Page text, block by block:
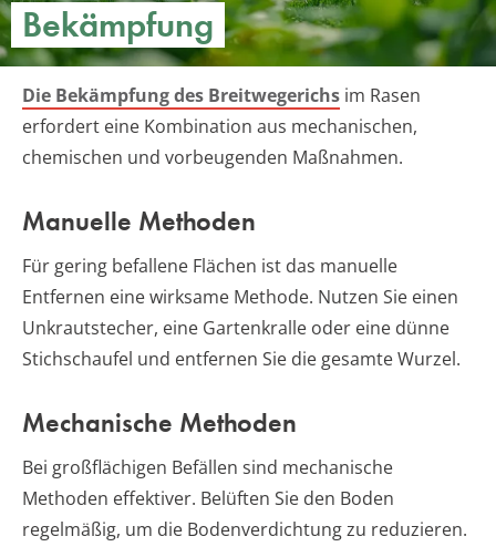
Bekämpfung
Die Bekämpfung des Breitwegerichs im Rasen
erfordert eine Kombination aus mechanischen,
chemischen und vorbeugenden Maßnahmen.
Manuelle Methoden
Für gering befallene Flächen ist das manuelle
Entfernen eine wirksame Methode. Nutzen Sie einen
Unkrautstecher, eine Gartenkralle oder eine dünne
Stichschaufel und entfernen Sie die gesamte Wurzel.
Mechanische Methoden
Bei großflächigen Befällen sind mechanische
Methoden effektiver. Belüften Sie den Boden
regelmäßig, um die Bodenverdichtung zu reduzieren.